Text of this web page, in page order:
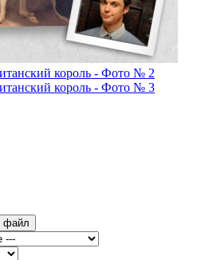
файл